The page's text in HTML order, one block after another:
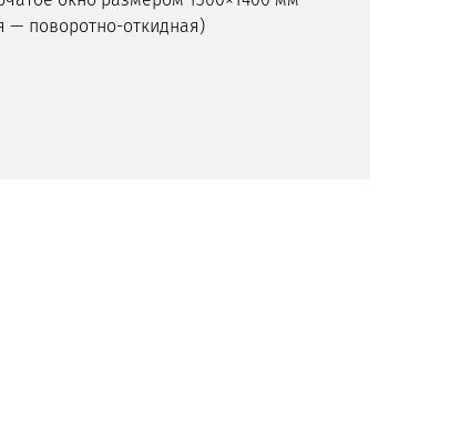
— поворотно-откидная)